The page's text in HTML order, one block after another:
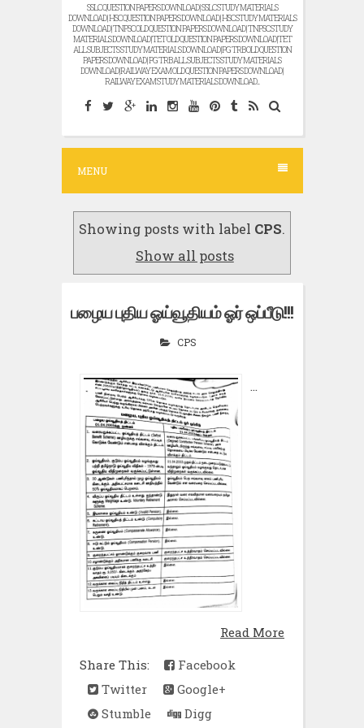
SSLC QUESTION PAPERS DOWNLOAD | SSLC STUDY MATERIALS
DOWNLOAD | HSC QUESTION PAPERS DOWNLOAD | HSC STUDY MATERIALS
DOWNLOAD | TNPSC OLD QUESTION PAPERS DOWNLOAD | TNPSC STUDY
MATERIALS DOWNLOAD |TET OLD QUESTION PAPERS DOWNLOAD |TET
ALL SUBJECTS STUDY MATERIALS DOWNLOAD |PG TRB OLD QUESTION
PAPERS DOWNLOAD | PG TRB ALL SUBJECTS STUDY MATERIALS
DOWNLOAD |RAILWAY EXAM OLD QUESTION PAPERS DOWNLOAD |
RAILWAY EXAM STUDY MATERIALS DOWNLOAD...
MENU
Showing posts with label CPS.
Show all posts
பழைய புதிய ஓய்வூதியம் ஓர் ஒப்பீடு!!!
CPS
Read More
Share This:
Facebook
Twitter
Google+
Stumble
Digg